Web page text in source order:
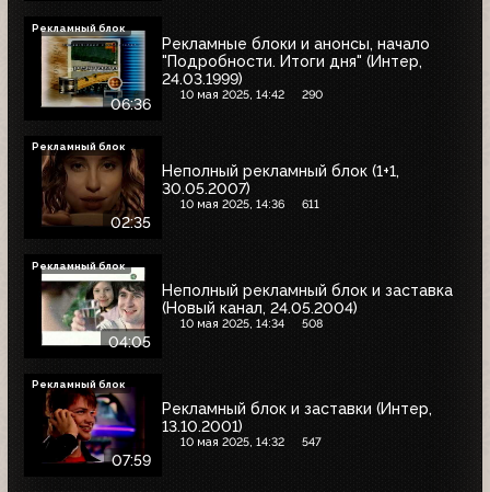
06:36
Рекламные блоки и анонсы, начало
"Подробности. Итоги дня" (Интер,
24.03.1999)
10 мая 2025, 14:42 290
Рекламный блок
02:35
Неполный рекламный блок (1+1,
30.05.2007)
10 мая 2025, 14:36 611
Рекламный блок
04:05
Неполный рекламный блок и заставка
(Новый канал, 24.05.2004)
10 мая 2025, 14:34 508
Рекламный блок
07:59
Рекламный блок и заставки (Интер,
13.10.2001)
10 мая 2025, 14:32 547
Рекламный блок